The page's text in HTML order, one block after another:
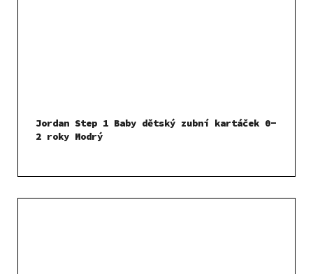
Jordan Step 1 Baby dětský zubní kartáček 0-
2 roky Modrý